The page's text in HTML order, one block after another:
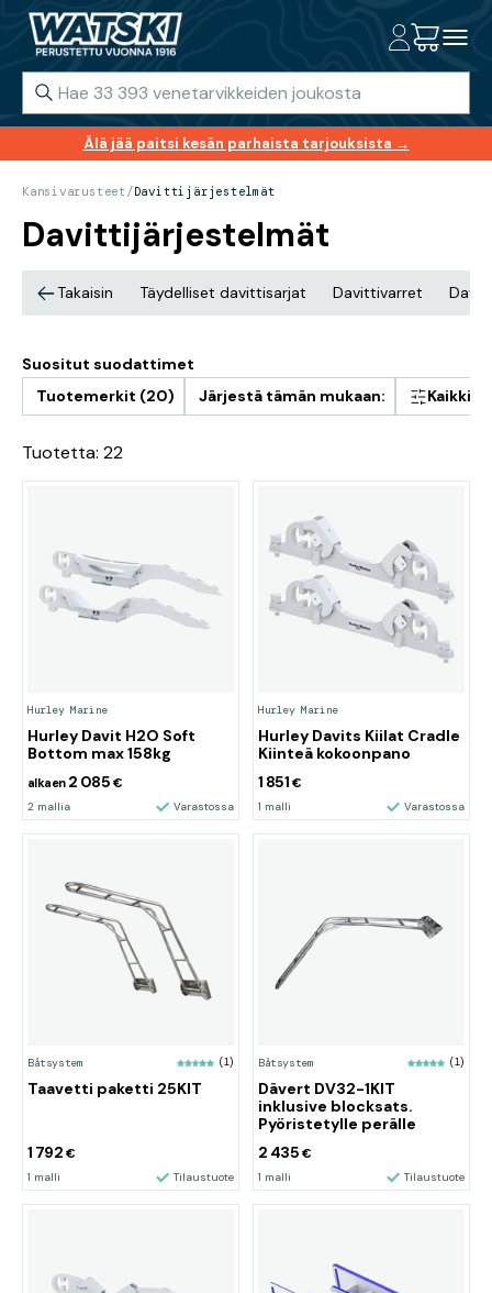
Älä jää paitsi kesän parhaista tarjouksista →
Kansivarusteet /Davittijärjestelmät
Davittijärjestelmät
Takaisin Täydelliset davittisarjat Davittivarret
Suositut suodattimet
Tuotemerkit (20)
Järjestä tämän mukaan: Kaikki
Tuotetta: 22
Hurley Marine
Hurley Davit H2O Soft
Bottom max 158kg
alkaen 2 085 €
2 mallia Varastossa
Hurley Marine
Hurley Davits Kiilat Cradle
Kiinteä kokoonpano
1 851 €
1 malli Varastossa
Båtsystem (1)
Taavetti paketti 25KIT
1 792 €
1 malli Tilaustuote
Båtsystem (1)
Dävert DV32-1KIT
inklusive blocksats.
Pyöristetylle perälle
2 435 €
1 malli Tilaustuote